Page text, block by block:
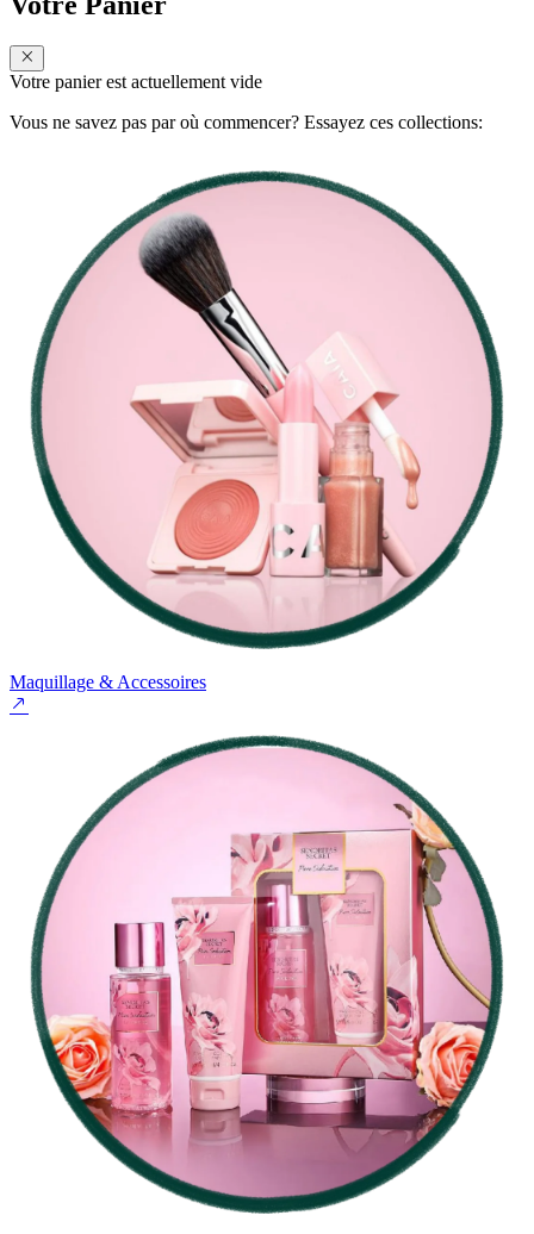
Votre panier est actuellement vide
Vous ne savez pas par où commencer? Essayez ces collections:
Maquillage & Accessoires